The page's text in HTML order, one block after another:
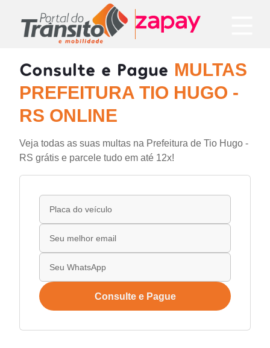
Consulte e Pague MULTAS
PREFEITURA TIO HUGO -
RS ONLINE
Veja todas as suas multas na Prefeitura de Tio Hugo -
RS grátis e parcele tudo em até 12x!
Consulte e Pague